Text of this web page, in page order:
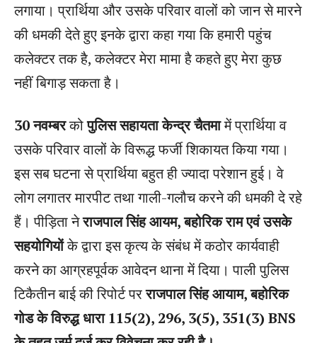
लगाया। प्रार्थिया और उसके परिवार वालों को जान से मारने
की धमकी देते हुए इनके द्वारा कहा गया कि हमारी पहुंच
कलेक्टर तक है, कलेक्टर मेरा मामा है कहते हुए मेरा कुछ
नहीं बिगाड़ सकता है।
30 नवम्बरकोपुलिस सहायता केन्द्र चैतमामें प्रार्थिया व
उसके परिवार वालों के विरूद्ध फर्जी शिकायत किया गया।
इस सब घटना से प्रार्थिया बहुत ही ज्यादा परेशान हुई। वे
लोग लगातर मारपीट तथा गाली-गलौच करने की धमकी दे रहे
हैं। पीड़िता नेराजपाल सिंह आयम, बहोरिक राम एवं उसके
सहयोगियोंके द्वारा इस कृत्य के संबंध में कठोर कार्यवाही
करने का आग्रहपूर्वक आवेदन थाना में दिया। पाली पुलिस
टिकैतीन बाई की रिपोर्ट परराजपाल सिंह आयाम, बहोरिक
गोड के विरुद्ध धारा 115(2), 296, 3(5), 351(3) BNS